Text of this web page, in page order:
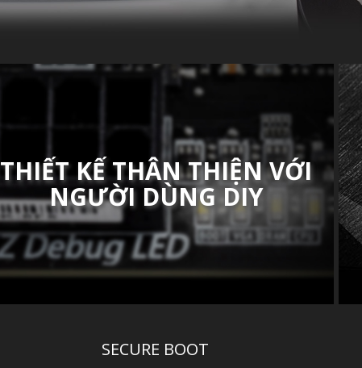
THIẾT KẾ THÂN THIỆN VỚI
NGƯỜI DÙNG DIY
SECURE BOOT